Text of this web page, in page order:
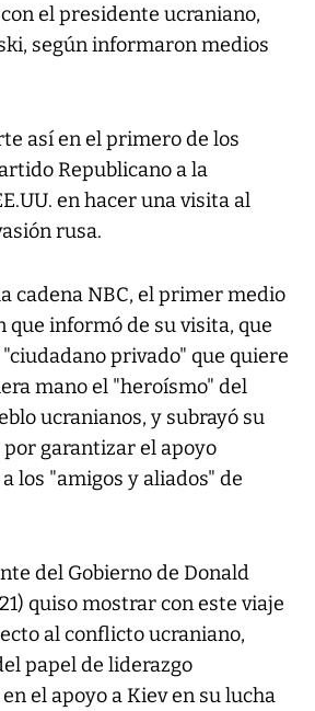
el presidente ucraniano,
según informaron medios
así en el primero de los
Republicano a la
en hacer una visita al
rusa.
cadena NBC, el primer medio
que informó de su visita, que
privado" que quiere
mano el "heroísmo" del
ucranianos, y subrayó su
garantizar el apoyo
los "amigos y aliados" de
del Gobierno de Donald
quiso mostrar con este viaje
al conflicto ucraniano,
papel de liderazgo
el apoyo a Kiev en su lucha